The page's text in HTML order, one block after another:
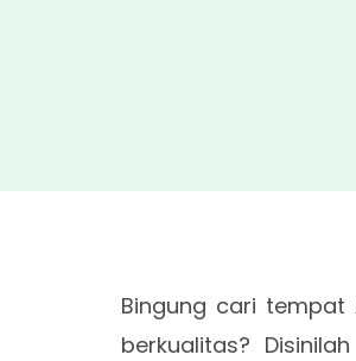
Bingung cari tempat
berkualitas?